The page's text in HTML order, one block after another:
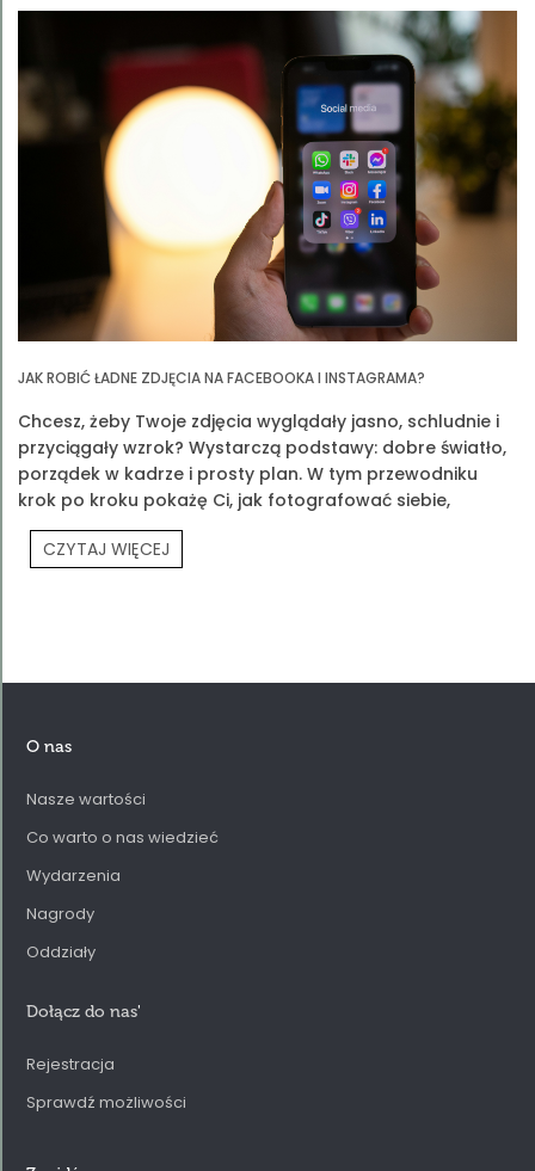
JAK ROBIĆ ŁADNE ZDJĘCIA NA FACEBOOKA I INSTAGRAMA?
Chcesz, żeby Twoje zdjęcia wyglądały jasno, schludnie i
przyciągały wzrok? Wystarczą podstawy: dobre światło,
porządek w kadrze i prosty plan. W tym przewodniku
krok po kroku pokażę Ci, jak fotografować siebie,
produkty Prouvé i Twoją codzienność.
CZYTAJ WIĘCEJ
O nas
Nasze wartości
Co warto o nas wiedzieć
Wydarzenia
Nagrody
Oddziały
Dołącz do nas'
Rejestracja
Sprawdź możliwości